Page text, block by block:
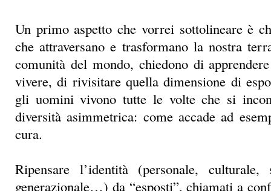
diversità asimmetrica: come accade ad
cura.
Ripensare l’identità (personale, culturale,
generazionale…) da “esposti”, chiamati a
cammino verso nuovi inizi dagli incontri
diverso, non è esperienza immediata e
le possa indebolire.